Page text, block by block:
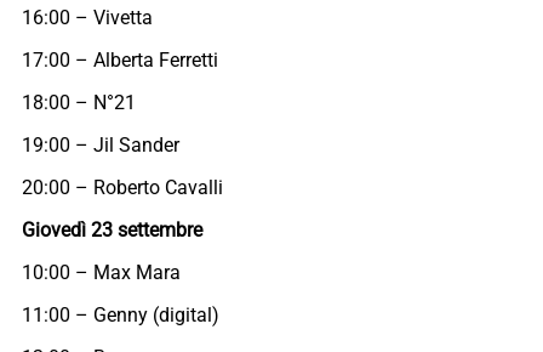
16:00 – Vivetta
17:00 – Alberta Ferretti
18:00 – N°21
19:00 – Jil Sander
20:00 – Roberto Cavalli
Giovedì 23 settembre
10:00 – Max Mara
11:00 – Genny (digital)